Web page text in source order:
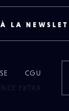
LA
CGU
EXTRA